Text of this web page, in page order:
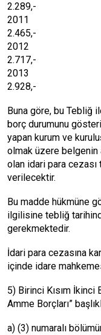
2.289,-
2011
2.465,-
2012
2.717,-
2013
2.928,-
Buna göre, bu Tebliğ
borç durumunu
yapan kurum ve
olmak üzere belgenin
olan idari para cezası
verilecektir.
Bu madde hükmüne
ilgilisine tebliğ
gerekmektedir.
İdari para cezasına
içinde idare
5) Birinci Kısım
Amme Borçları”
a) (3) numaralı